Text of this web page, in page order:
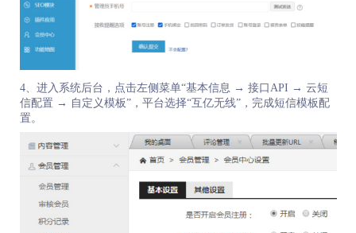
4、进入系统后台，点击左侧菜单“基本信息 → 接口API → 云短
信配置 → 自定义模板”，平台选择“互亿无线”，完成短信模板配
置。